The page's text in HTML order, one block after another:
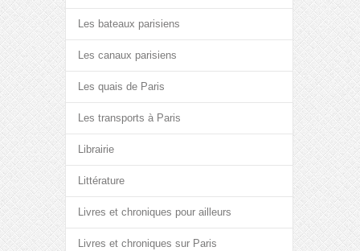
Les bateaux parisiens
Les canaux parisiens
Les quais de Paris
Les transports à Paris
Librairie
Littérature
Livres et chroniques pour ailleurs
Livres et chroniques sur Paris